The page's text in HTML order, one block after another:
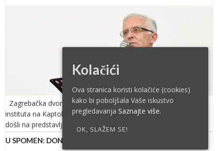
Zagrebačka dvorana Vijenac Nadbiskupskoga pastoralnog
instituta na Kaptolu u petak je bila prepuna posjetitelja, koji su
došli na predstavljanje […]
U SPOMEN: DON VINKO SANADER – NAŠ BRAT
Kolačići
Ova stranica koristi kolačiće (cookies)
kako bi poboljšala Vaše iskustvo
pregledavanja Saznajte više.
OK, SLAŽEM SE!